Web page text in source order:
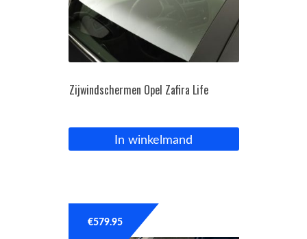
Zijwindschermen Opel Zafira Life
In winkelmand
€579.95